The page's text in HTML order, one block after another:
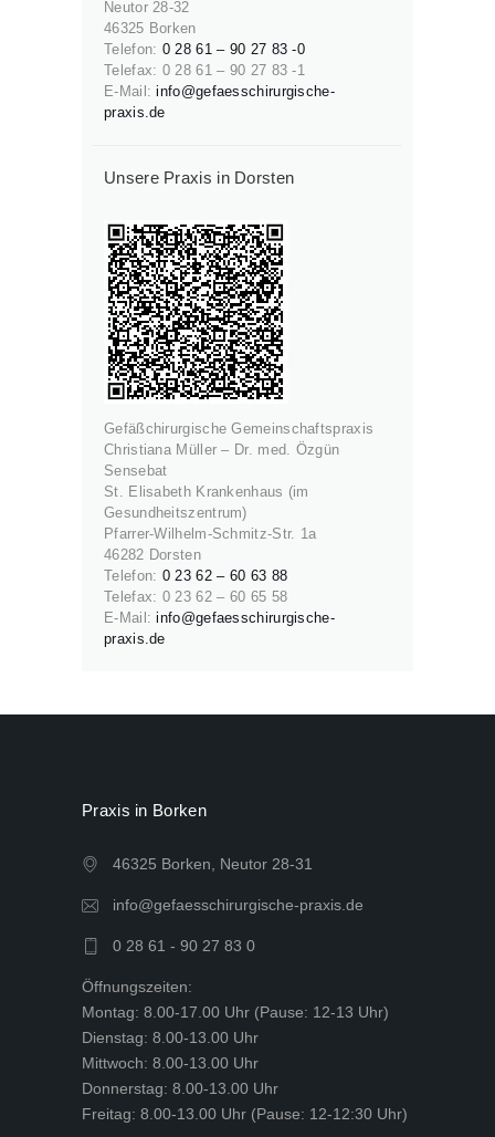
Neutor 28-32
46325 Borken
Telefon: 0 28 61 – 90 27 83 -0
Telefax: 0 28 61 – 90 27 83 -1
E-Mail:info@gefaesschirurgische-
praxis.de
Unsere Praxis in Dorsten
Gefäßchirurgische Gemeinschaftspraxis
Christiana Müller – Dr. med. Özgün
Sensebat
St. Elisabeth Krankenhaus (im
Gesundheitszentrum)
Pfarrer-Wilhelm-Schmitz-Str. 1a
46282 Dorsten
Telefon: 0 23 62 – 60 63 88
Telefax: 0 23 62 – 60 65 58
E-Mail:info@gefaesschirurgische-
praxis.de
Praxis in Borken
46325 Borken, Neutor 28-31
info@gefaesschirurgische-praxis.de
0 28 61 - 90 27 83 0
Öffnungszeiten:
Montag: 8.00-17.00 Uhr (Pause: 12-13 Uhr)
Dienstag: 8.00-13.00 Uhr
Mittwoch: 8.00-13.00 Uhr
Donnerstag: 8.00-13.00 Uhr
Freitag: 8.00-13.00 Uhr (Pause: 12-12:30 Uhr)